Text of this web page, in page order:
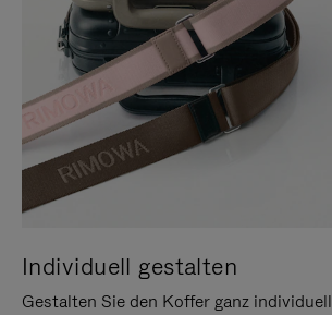
Individuell gestalten
Gestalten Sie den Koffer ganz individuell